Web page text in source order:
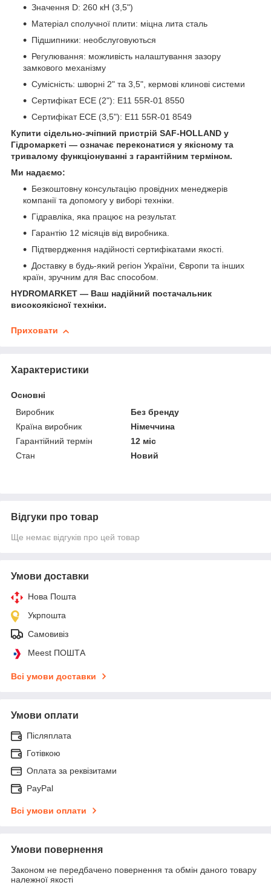
Значення D: 260 кН (3,5")
Матеріал сполучної плити: міцна лита сталь
Підшипники: необслуговуються
Регулювання: можливість налаштування зазору
замкового механізму
Сумісність: шворні 2" та 3,5", кермові клинові системи
Сертифікат ECE (2"): E11 55R-01 8550
Сертифікат ECE (3,5"): E11 55R-01 8549
Купити сідельно-зчіпний пристрій SAF-HOLLAND у
Гідромаркеті — означає переконатися у якісному та
тривалому функціонуванні з гарантійним терміном.
Ми надаємо:
Безкоштовну консультацію провідних менеджерів
компанії та допомогу у виборі техніки.
Гідравліка, яка працює на результат.
Гарантію 12 місяців від виробника.
Підтвердження надійності сертифікатами якості.
Доставку в будь-який регіон України, Європи та інших
країн, зручним для Вас способом.
HYDROMARKET — Ваш надійний постачальник
високоякісної техніки.
Приховати
Характеристики
Основні
Виробник
Без бренду
Країна виробник
Німеччина
Гарантійний термін
12 міс
Стан
Новий
Відгуки про товар
Ще немає відгуків про цей товар
Умови доставки
Нова Пошта
Укрпошта
Самовивіз
Meest ПОШТА
Всі умови доставки
Умови оплати
Післяплата
Готівкою
Оплата за реквізитами
PayPal
Всі умови оплати
Умови повернення
Законом не передбачено повернення та обмін даного товару
належної якості